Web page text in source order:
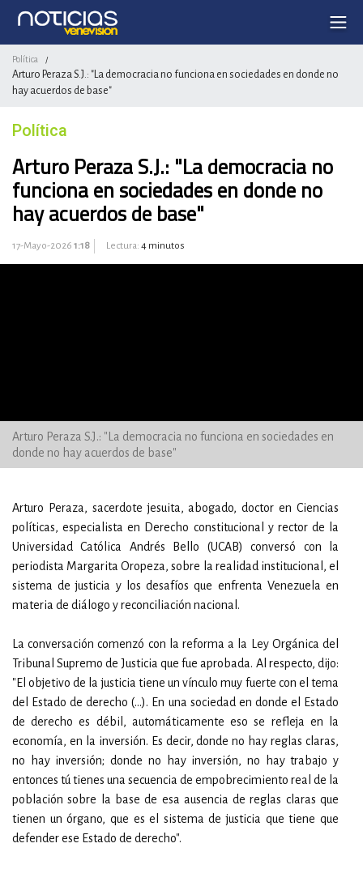
Política /
Arturo Peraza S.J.: "La democracia no funciona en sociedades en donde no
hay acuerdos de base"
Política
Arturo Peraza S.J.: "La democracia no
funciona en sociedades en donde no
hay acuerdos de base"
17-Mayo-2026 1:18 Lectura: 4 minutos
Arturo Peraza S.J.: "La democracia no funciona en sociedades en
donde no hay acuerdos de base"
Arturo Peraza, sacerdote jesuita, abogado, doctor en Ciencias
políticas, especialista en Derecho constitucional y rector de la
Universidad Católica Andrés Bello (UCAB) conversó con la
periodista Margarita Oropeza, sobre la realidad institucional, el
sistema de justicia y los desafíos que enfrenta Venezuela en
materia de diálogo y reconciliación nacional.
La conversación comenzó con la reforma a la Ley Orgánica del
Tribunal Supremo de Justicia que fue aprobada. Al respecto, dijo:
"El objetivo de la justicia tiene un vínculo muy fuerte con el tema
del Estado de derecho (…). En una sociedad en donde el Estado
de derecho es débil, automáticamente eso se refleja en la
economía, en la inversión. Es decir, donde no hay reglas claras,
no hay inversión; donde no hay inversión, no hay trabajo y
entonces tú tienes una secuencia de empobrecimiento real de la
población sobre la base de esa ausencia de reglas claras que
tienen un órgano, que es el sistema de justicia que tiene que
defender ese Estado de derecho".